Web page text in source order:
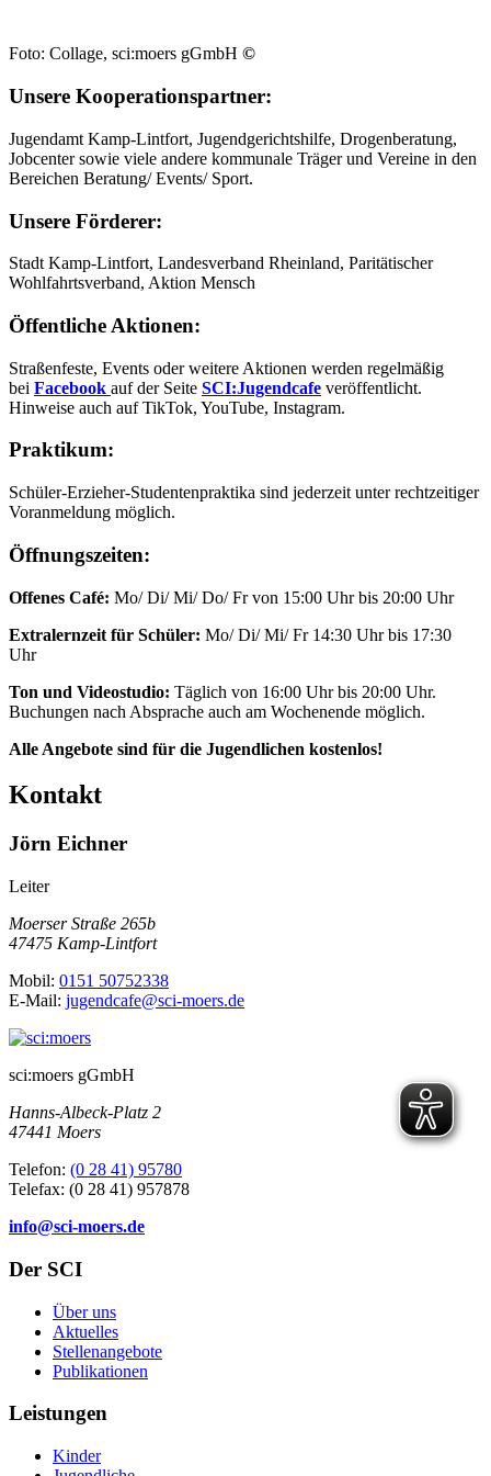
Foto: Collage, sci:moers gGmbH ©
Unsere Kooperationspartner:
Jugendamt Kamp-Lintfort, Jugendgerichtshilfe, Drogenberatung,
Jobcenter sowie viele andere kommunale Träger und Vereine in den
Bereichen Beratung/ Events/ Sport.
Unsere Förderer:
Stadt Kamp-Lintfort, Landesverband Rheinland, Paritätischer
Wohlfahrtsverband, Aktion Mensch
Öffentliche Aktionen:
Straßenfeste, Events oder weitere Aktionen werden regelmäßig
bei Facebook auf der Seite SCI:Jugendcafe veröffentlicht.
Hinweise auch auf TikTok, YouTube, Instagram.
Praktikum:
Schüler-Erzieher-Studentenpraktika sind jederzeit unter rechtzeitiger
Voranmeldung möglich.
Öffnungszeiten:
Offenes Café: Mo/ Di/ Mi/ Do/ Fr von 15:00 Uhr bis 20:00 Uhr
Extralernzeit für Schüler: Mo/ Di/ Mi/ Fr 14:30 Uhr bis 17:30
Uhr
Ton und Videostudio: Täglich von 16:00 Uhr bis 20:00 Uhr.
Buchungen nach Absprache auch am Wochenende möglich.
Alle Angebote sind für die Jugendlichen kostenlos!
Kontakt
Jörn Eichner
Leiter
Moerser Straße 265b
47475 Kamp-Lintfort
Mobil: 0151 50752338
E-Mail: jugendcafe@sci-moers.de
sci:moers gGmbH
Hanns-Albeck-Platz 2
47441 Moers
Telefon: (0 28 41) 95780
Telefax: (0 28 41) 957878
info@sci-moers.de
Der SCI
Über uns
Aktuelles
Stellenangebote
Publikationen
Leistungen
Kinder